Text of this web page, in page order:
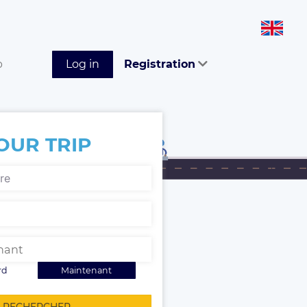
Log in Registration
TRIP
Maintenant